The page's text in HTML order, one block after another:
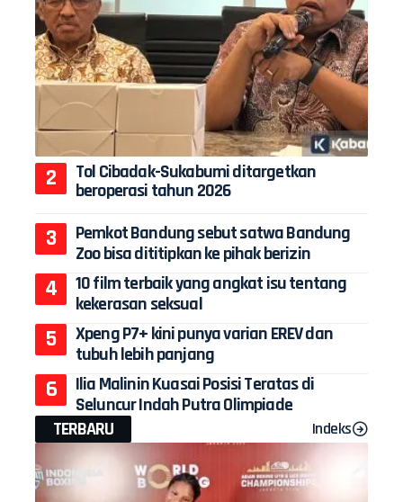
Tol Cibadak-Sukabumi ditargetkan
beroperasi tahun 2026
Pemkot Bandung sebut satwa Bandung
Zoo bisa dititipkan ke pihak berizin
10 film terbaik yang angkat isu tentang
kekerasan seksual
Xpeng P7+ kini punya varian EREV dan
tubuh lebih panjang
Ilia Malinin Kuasai Posisi Teratas di
Seluncur Indah Putra Olimpiade
TERBARU
Indeks